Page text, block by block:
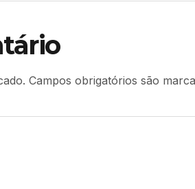
Campos obrigatórios são